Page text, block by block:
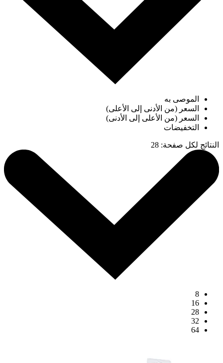
الموصى به
السعر (من الأدنى إلى الأعلى)
السعر (من الأعلى إلى الأدنى)
التخفيضات
النتائج لكل صفحة:
28
8
16
28
32
64